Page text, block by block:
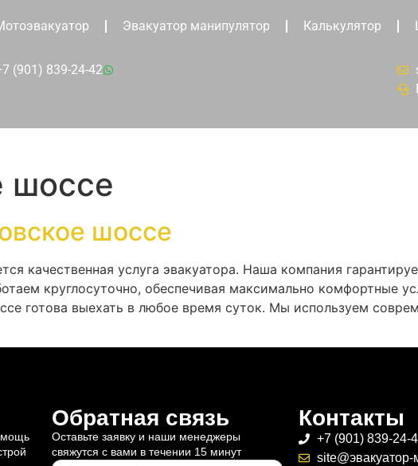
Эвакуатор манипулятор Калькулятор
(901) 839-24-42
шоссе
шоссе
качественная услуга эвакуатора. Наша компания
круглосуточно, обеспечивая максимально комфортные
готова выехать в любое время суток. Мы используем
Обратная связь
Оставьте заявку и наши менеджеры
свяжутся с вами в течении 15 минут
Контакты
+7 (901) 839-24-